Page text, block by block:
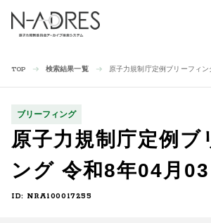
TOP 検索結果一覧 原子力規制庁定例ブリーフィ
ブリーフィング
原子力規制庁定例ブ
ング 令和8年04月03
ID: NRA100017255